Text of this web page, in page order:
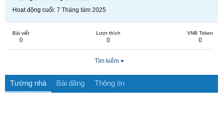
Hoạt động cuối 7 Tháng tám 2025
Bài viết
0
Lượt thích
0
VNB Token
0
Tìm kiếm
Tường nhà Bài đăng Thông tin